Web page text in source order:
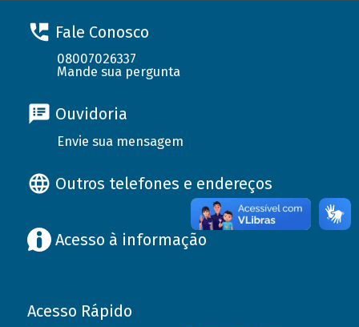
Fale Conosco
08007026337
Mande sua pergunta
Ouvidoria
Envie sua mensagem
Outros telefones e endereços
Acesso à informação
Acesso Rápido